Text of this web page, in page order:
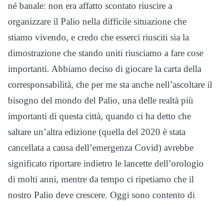
né banale: non era affatto scontato riuscire a
organizzare il Palio nella difficile situazione che
stiamo vivendo, e credo che esserci riusciti sia la
dimostrazione che stando uniti riusciamo a fare cose
importanti. Abbiamo deciso di giocare la carta della
corresponsabilità, che per me sta anche nell’ascoltare il
bisogno del mondo del Palio, una delle realtà più
importanti di questa città, quando ci ha detto che
saltare un’altra edizione (quella del 2020 è stata
cancellata a causa dell’emergenza Covid) avrebbe
significato riportare indietro le lancette dell’orologio
di molti anni, mentre da tempo ci ripetiamo che il
nostro Palio deve crescere. Oggi sono contento di